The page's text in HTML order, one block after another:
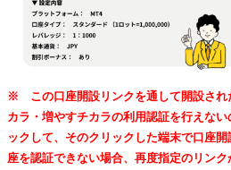
※ この口座開設リンクを通して開設され
カラ・増やすチカラの利用認証を行えな
ックして、そのクリックした端末で口座
座を認証できない場合、再度指定のリン